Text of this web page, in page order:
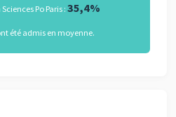
Po Paris : 35,4%
été admis en moyenne.